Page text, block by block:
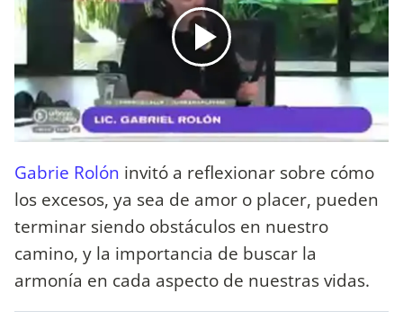
Gabrie Rolón invitó a reflexionar sobre cómo
los excesos, ya sea de amor o placer, pueden
terminar siendo obstáculos en nuestro
camino, y la importancia de buscar la
armonía en cada aspecto de nuestras vidas.